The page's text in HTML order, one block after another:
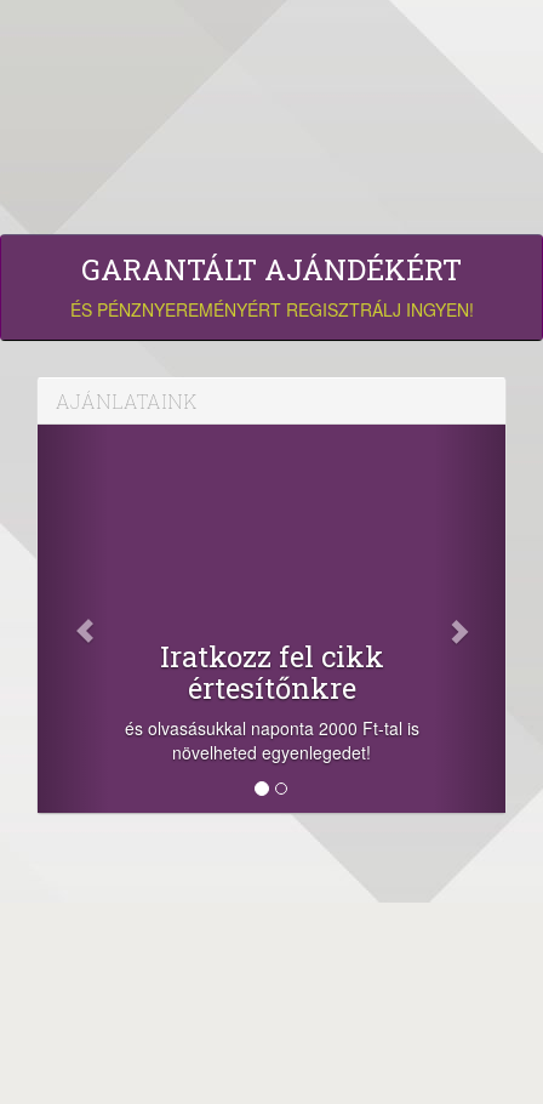
GARANTÁLT AJÁNDÉKÉRT
ÉS PÉNZNYEREMÉNYÉRT REGISZTRÁLJ INGYEN!
AJÁNLATAINK
Iratkozz fel cikk
értesítőnkre
és olvasásukkal naponta 2000 Ft-tal is
növelheted egyenlegedet!